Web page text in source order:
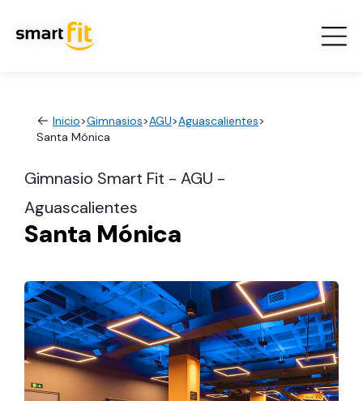
Inicio>Gimnasios>AGU>Aguascalientes>
Santa Mónica
Gimnasio Smart Fit - AGU -
Aguascalientes
Santa Mónica